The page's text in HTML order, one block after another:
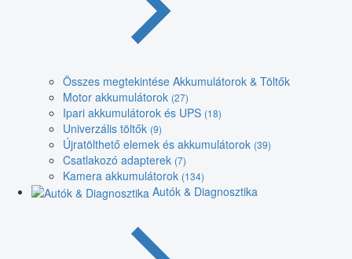
Összes megtekintése Akkumulátorok & Töltők
Motor akkumulátorok (27)
Ipari akkumulátorok és UPS (18)
Univerzális töltők (9)
Újratölthető elemek és akkumulátorok (39)
Csatlakozó adapterek (7)
Kamera akkumulátorok (134)
Autók & Diagnosztika